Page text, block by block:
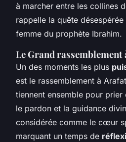
à marcher entre les collines
rappelle la quête désespérée
femme du prophète Ibrahim.
Le Grand rassemblement
Un des moments les plus
est le rassemblement à
tiennent ensemble pour
le pardon et la guidance
considérée comme le cœur
marquant un temps de